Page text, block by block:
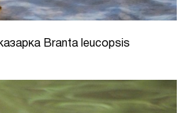
Branta leucopsis